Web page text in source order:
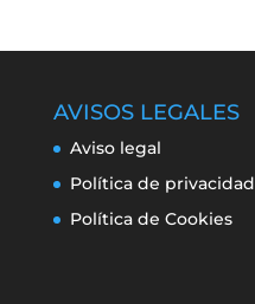
AVISOS LEGALES
Aviso legal
Política de privacidad
Política de Cookies